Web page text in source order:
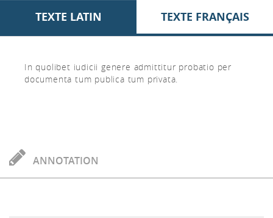
TEXTE LATIN TEXTE FRANÇAIS
In quolibet iudicii genere admittitur probatio per
documenta tum publica tum privata.
ANNOTATION